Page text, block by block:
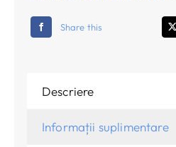
Share this
Descriere
Informații suplimentare